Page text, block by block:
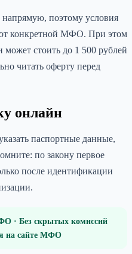
напрямую, поэтому условия
от конкретной МФО. При этом
стоить до 1 500 рублей
читать оферту перед
онлайн
паспортные данные,
по закону первое
после идентификации
· Без скрытых комиссий
на сайте МФО